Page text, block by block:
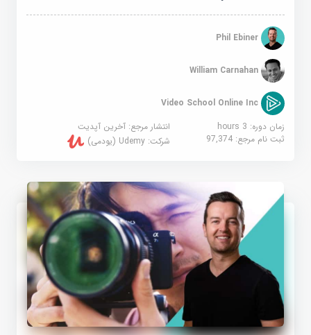
Phil Ebiner
William Carnahan
Video School Online Inc
زمان دوره: 3 hours
انتشار مرجع:آخرین آپدیت
ثبت نام مرجع:97,374 شرکت:Udemy (یودمی)